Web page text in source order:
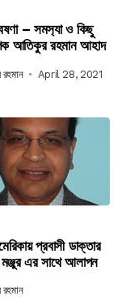
– সমস‍্যা ও কিছু
আতিকুর রহমান আহাদ
April 28, 2021
প্রবাসী ডাক্তার
মঞ্জুর এর সাথে আলাপন